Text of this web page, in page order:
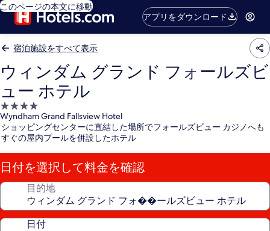
このページの本文に移動
アプリをダウンロード
宿泊施設をすべて表示
ウィンダム グランド フォールズビ
ュー ホテル
4.0
つ
星
宿
泊
施
設
Wyndham Grand Fallsview Hotel
ショッピングセンターに直結した場所でフォールズビュー カジノへも
すぐの屋内プールを併設したホテル
日付を選択して料金を確認
目的地
日付